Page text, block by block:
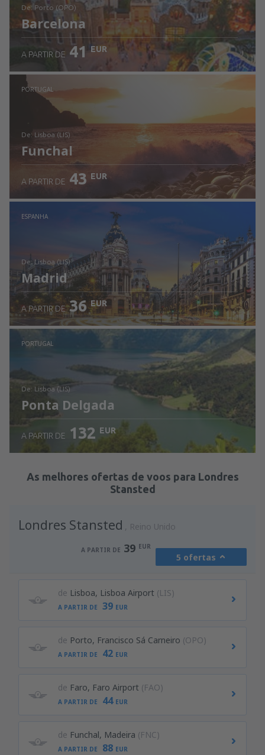
de: Porto (OPO)
Barcelona
Ver detalhes
A PARTIR DE 41 EUR
PORTUGAL
de: Lisboa (LIS)
Funchal
Ver detalhes
A PARTIR DE 43 EUR
ESPANHA
de: Lisboa (LIS)
Madrid
Ver detalhes
A PARTIR DE 36 EUR
PORTUGAL
de: Lisboa (LIS)
Ponta Delgada
Ver detalhes
A PARTIR DE 132 EUR
As melhores ofertas de voos para Londres
Stansted
Londres Stansted Reino Unido
A PARTIR DE 39 EUR
5 ofertas
de Lisboa, Lisboa Airport (LIS)
A PARTIR DE 39 EUR
de Porto, Francisco Sá Carneiro (OPO)
A PARTIR DE 42 EUR
de Faro, Faro Airport (FAO)
A PARTIR DE 44 EUR
de Funchal, Madeira (FNC)
A PARTIR DE 88 EUR